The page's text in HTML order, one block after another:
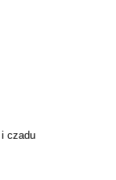
czadu